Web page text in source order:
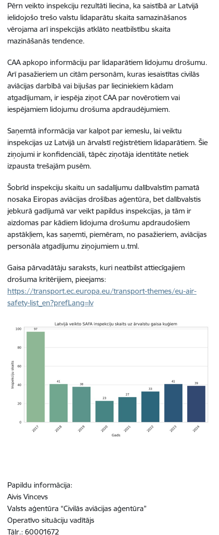
Pērn veikto inspekciju rezultāti liecina, ka saistībā ar Latvijā
ielidojošo trešo valstu lidaparātu skaita samazināšanos
vērojama arī inspekcijās atklāto neatbilstību skaita
mazināšanās tendence.
CAA apkopo informāciju par lidaparātiem lidojumu drošumu.
Arī pasažieriem un citām personām, kuras iesaistītas civilās
aviācijas darbībā vai bijušas par lieciniekiem kādam
atgadījumam, ir iespēja ziņot CAA par novērotiem vai
iespējamiem lidojumu drošuma apdraudējumiem.
Saņemtā informācija var kalpot par iemeslu, lai veiktu
inspekcijas uz Latvijā un ārvalstī reģistrētiem lidaparātiem. Šie
ziņojumi ir konfidenciāli, tāpēc ziņotāja identitāte netiek
izpausta trešajām pusēm.
Šobrīd inspekciju skaitu un sadalījumu dalībvalstīm pamatā
nosaka Eiropas aviācijas drošības aģentūra, bet dalībvalstis
jebkurā gadījumā var veikt papildus inspekcijas, ja tām ir
aizdomas par kādiem lidojuma drošumu apdraudošiem
apstākļiem, kas saņemti, piemēram, no pasažieriem, aviācijas
personāla atgadījumu ziņojumiem u.tml.
Gaisa pārvadātāju saraksts, kuri neatbilst attiecīgajiem
drošuma kritērijiem, pieejams:
https://transport.ec.europa.eu/transport-themes/eu-air-
safety-list_en?prefLang=lv
Papildu informācija:
Aivis Vincevs
Valsts aģentūra “Civilās aviācijas aģentūra”
Operatīvo situāciju vadītājs
Tālr.: 60001672